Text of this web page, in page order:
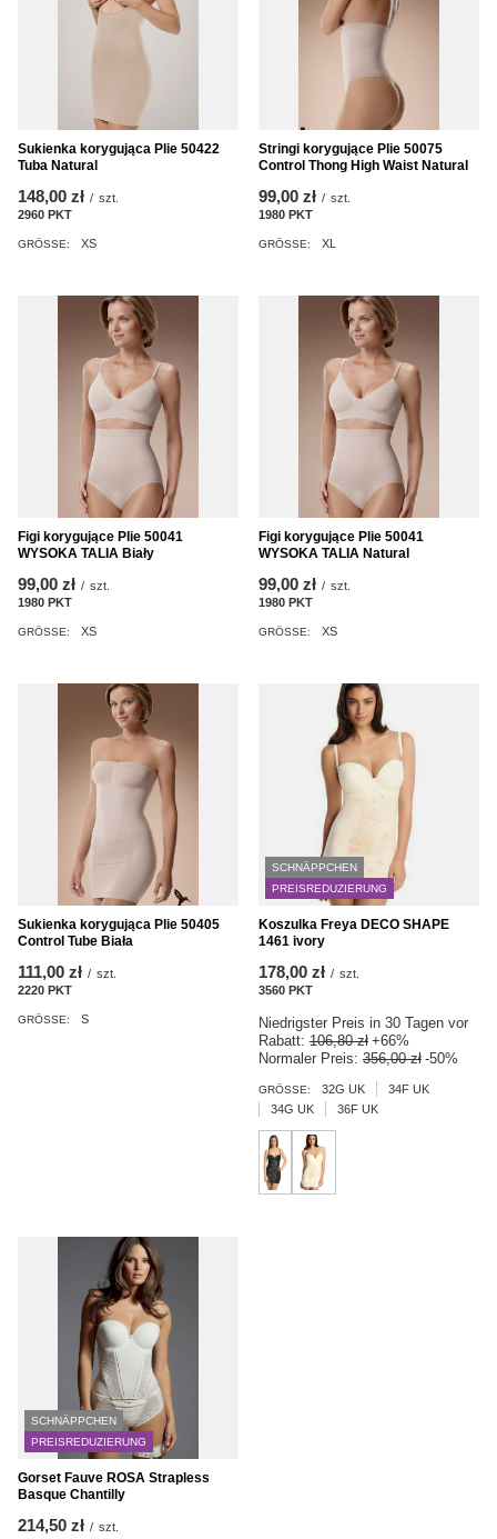
Sukienka korygująca Plie 50422
Tuba Natural
148,00 zł / szt.
2960 PKT
GRÖSSE: XS
Stringi korygujące Plie 50075
Control Thong High Waist Natural
99,00 zł / szt.
1980 PKT
GRÖSSE: XL
Figi korygujące Plie 50041
WYSOKA TALIA Biały
99,00 zł / szt.
1980 PKT
GRÖSSE: XS
Figi korygujące Plie 50041
WYSOKA TALIA Natural
99,00 zł / szt.
1980 PKT
GRÖSSE: XS
Sukienka korygująca Plie 50405
Control Tube Biała
111,00 zł / szt.
2220 PKT
GRÖSSE: S
SCHNÄPPCHEN
PREISREDUZIERUNG
Koszulka Freya DECO SHAPE
1461 ivory
178,00 zł / szt.
3560 PKT
Niedrigster Preis in 30 Tagen vor
Rabatt: 106,80 zł +66%
Normaler Preis: 356,00 zł -50%
GRÖSSE: 32G UK
34F UK
34G UK
36F UK
SCHNÄPPCHEN
PREISREDUZIERUNG
Gorset Fauve ROSA Strapless
Basque Chantilly
214,50 zł / szt.